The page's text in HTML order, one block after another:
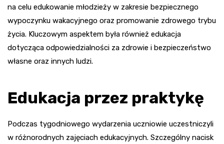
na celu edukowanie młodzieży w zakresie bezpiecznego
wypoczynku wakacyjnego oraz promowanie zdrowego trybu
życia. Kluczowym aspektem była również edukacja
dotycząca odpowiedzialności za zdrowie i bezpieczeństwo
własne oraz innych ludzi.
Edukacja przez praktykę
Podczas tygodniowego wydarzenia uczniowie uczestniczyli
w różnorodnych zajęciach edukacyjnych. Szczególny nacisk